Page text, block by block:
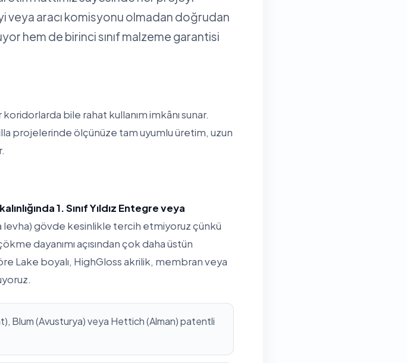
veya aracı komisyonu olmadan doğrudan
hem de birinci sınıf malzeme garantisi
bile rahat kullanım imkânı sunar.
projelerinde ölçünüze tam uyumlu üretim, uzun
1. Sınıf Yıldız Entegre veya
levha) gövde kesinlikle tercih etmiyoruz çünkü
dayanımı açısından çok daha üstün
Lake boyalı, HighGloss akrilik, membran veya
Blum (Avusturya) veya Hettich (Alman) patentli